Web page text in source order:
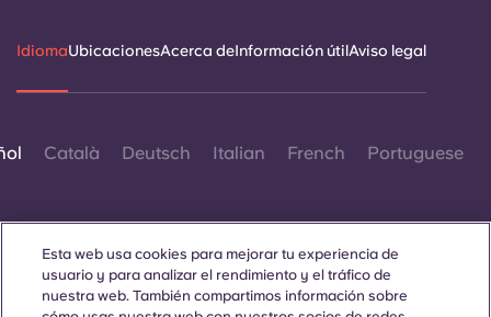
IdiomaUbicacionesAcerca deInformación útilAviso legal
Català Deutsch Italian French Portuguese
Contáctanos
Esta web usa cookies para mejorar tu experiencia de
usuario y para analizar el rendimiento y el tráfico de
nuestra web. También compartimos información sobre